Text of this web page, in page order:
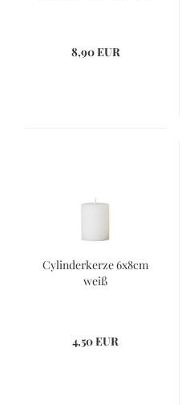
8,90 EUR
Cylinderkerze 6x8cm
weiß
4,50 EUR